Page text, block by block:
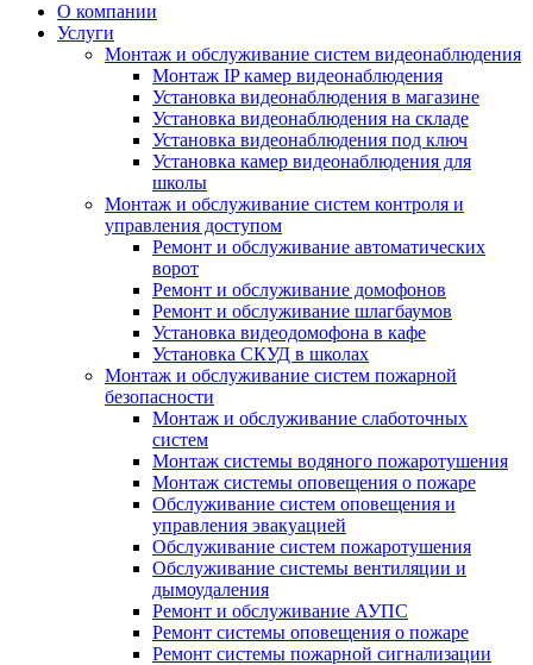
О компании
Услуги
Монтаж и обслуживание систем видеонаблюдения
Монтаж IP камер видеонаблюдения
Установка видеонаблюдения в магазине
Установка видеонаблюдения на складе
Установка видеонаблюдения под ключ
Установка камер видеонаблюдения для
школы
Монтаж и обслуживание систем контроля и
управления доступом
Ремонт и обслуживание автоматических
ворот
Ремонт и обслуживание домофонов
Ремонт и обслуживание шлагбаумов
Установка видеодомофона в кафе
Установка СКУД в школах
Монтаж и обслуживание систем пожарной
безопасности
Монтаж и обслуживание слаботочных
систем
Монтаж системы водяного пожаротушения
Монтаж системы оповещения о пожаре
Обслуживание систем оповещения и
управления эвакуацией
Обслуживание систем пожаротушения
Обслуживание системы вентиляции и
дымоудаления
Ремонт и обслуживание АУПС
Ремонт системы оповещения о пожаре
Ремонт системы пожарной сигнализации